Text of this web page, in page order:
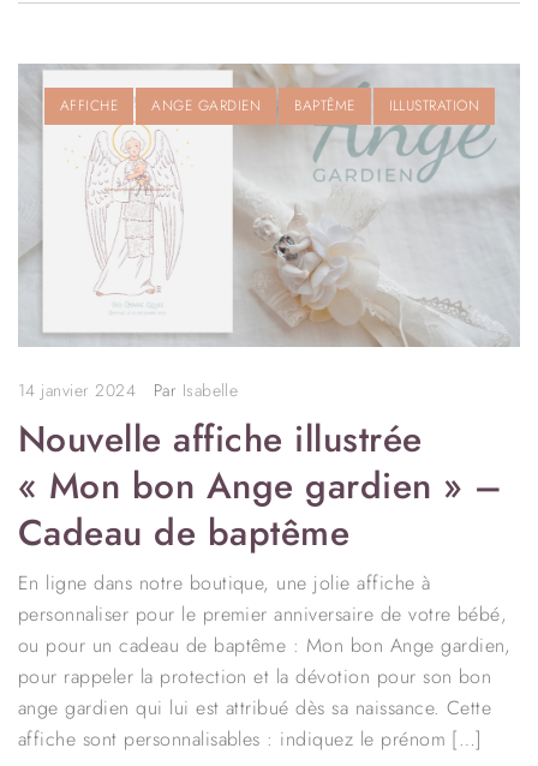
AFFICHE ANGE GARDIEN BAPTÊME ILLUSTRATION
14 janvier 2024 Par Isabelle
Nouvelle affiche illustrée
« Mon bon Ange gardien » –
Cadeau de baptême
En ligne dans notre boutique, une jolie affiche à
personnaliser pour le premier anniversaire de votre bébé,
ou pour un cadeau de baptême : Mon bon Ange gardien,
pour rappeler la protection et la dévotion pour son bon
ange gardien qui lui est attribué dès sa naissance. Cette
affiche sont personnalisables : indiquez le prénom […]